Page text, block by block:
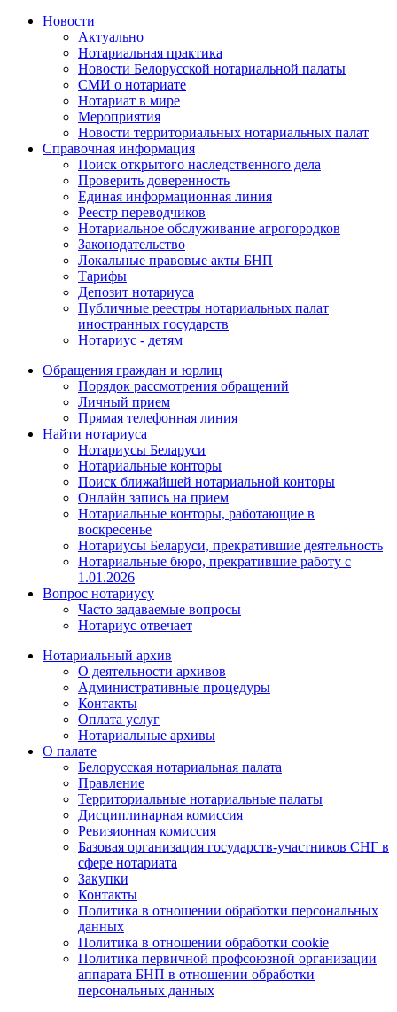
Новости
Актуально
Нотариальная практика
Новости Белорусской нотариальной палаты
СМИ о нотариате
Нотариат в мире
Мероприятия
Новости территориальных нотариальных палат
Справочная информация
Поиск открытого наследственного дела
Проверить доверенность
Единая информационная линия
Реестр переводчиков
Нотариальное обслуживание агрогородков
Законодательство
Локальные правовые акты БНП
Тарифы
Депозит нотариуса
Публичные реестры нотариальных палат
иностранных государств
Нотариус - детям
Обращения граждан и юрлиц
Порядок рассмотрения обращений
Личный прием
Прямая телефонная линия
Найти нотариуса
Нотариусы Беларуси
Нотариальные конторы
Поиск ближайшей нотариальной конторы
Онлайн запись на прием
Нотариальные конторы, работающие в
воскресенье
Нотариусы Беларуси, прекратившие деятельность
Нотариальные бюро, прекратившие работу с
1.01.2026
Вопрос нотариусу
Часто задаваемые вопросы
Нотариус отвечает
Нотариальный архив
О деятельности архивов
Административные процедуры
Контакты
Оплата услуг
Нотариальные архивы
О палате
Белорусская нотариальная палата
Правление
Территориальные нотариальные палаты
Дисциплинарная комиссия
Ревизионная комиссия
Базовая организация государств-участников СНГ в
сфере нотариата
Закупки
Контакты
Политика в отношении обработки персональных
данных
Политика в отношении обработки cookie
Политика первичной профсоюзной организации
аппарата БНП в отношении обработки
персональных данных